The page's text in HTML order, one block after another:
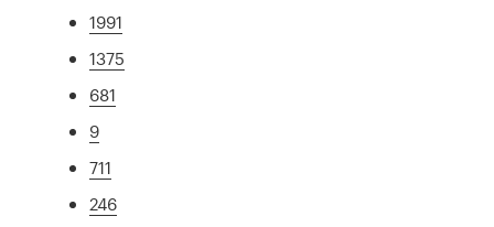
1991
1375
681
9
711
246